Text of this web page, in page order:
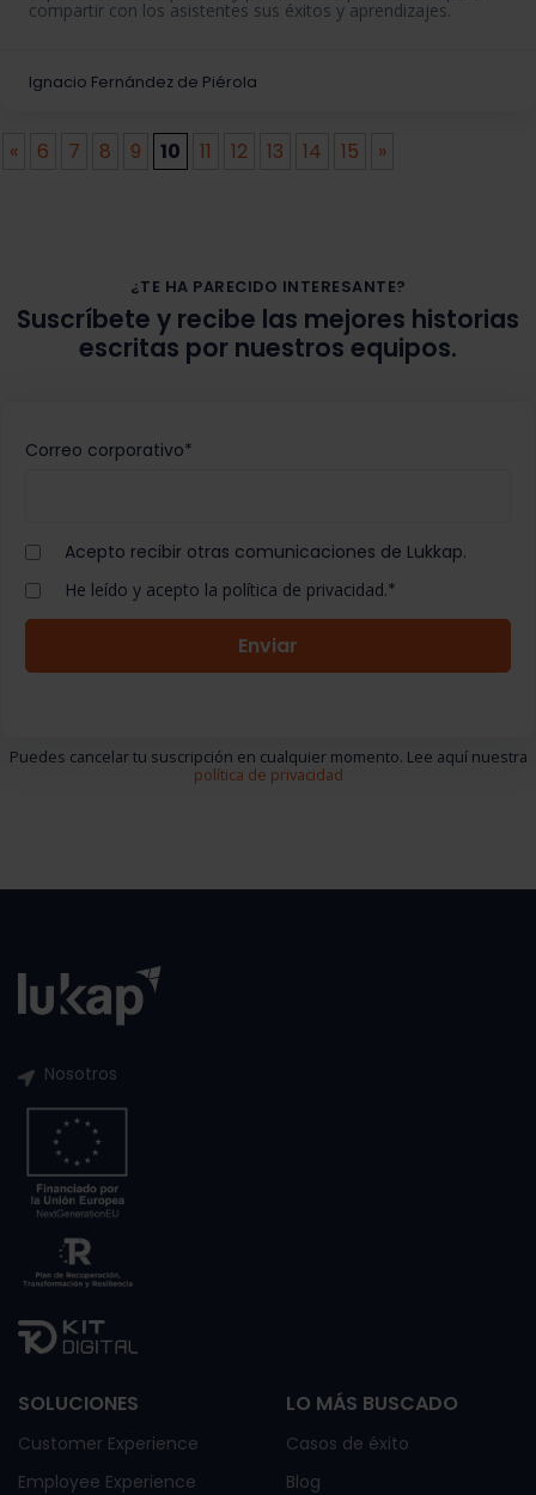
compartir con los asistentes sus éxitos y aprendizajes.
Ignacio Fernández de Piérola
« 6 7 8 9 10 11 12 13 14 15 »
¿TE HA PARECIDO INTERESANTE?
Suscríbete y recibe las mejores historias
escritas por nuestros equipos.
Correo corporativo*
Acepto recibir otras comunicaciones de Lukkap.
He leído y acepto la política de privacidad.*
Puedes cancelar tu suscripción en cualquier momento. Lee aquí nuestra
política de privacidad
Nosotros
SOLUCIONES
Customer Experience
Employee Experience
LO MÁS BUSCADO
Casos de éxito
Blog